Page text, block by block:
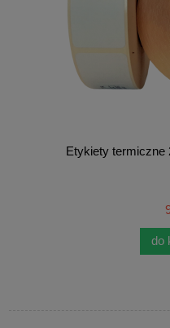
Etykiety termiczne
do